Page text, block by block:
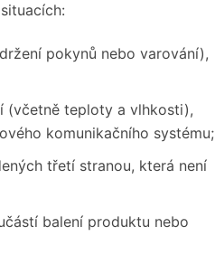
pokynů nebo varování),
(včetně teploty a vlhkosti),
komunikačního systému;
třetí stranou, která není
balení produktu nebo